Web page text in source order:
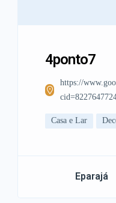
4ponto7
https://
Casa e Lar
Eparajá